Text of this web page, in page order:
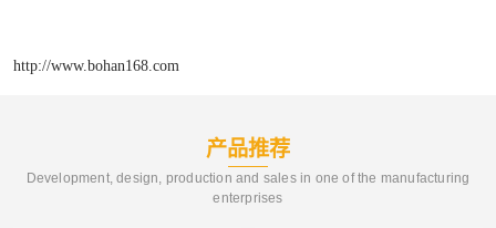
http://www.bohan168.com
产品推荐
Development, design, production and sales in one of the manufacturing
enterprises